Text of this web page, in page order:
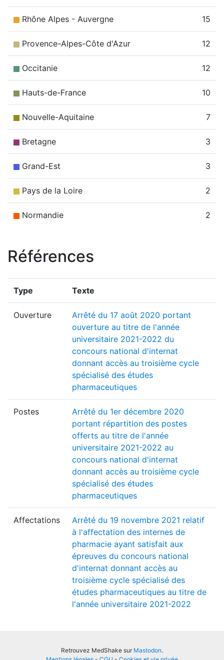
Rhône Alpes - Auvergne 15
Provence-Alpes-Côte d'Azur 12
Occitanie 12
Hauts-de-France 10
Nouvelle-Aquitaine 7
Bretagne 3
Grand-Est 3
Pays de la Loire 2
Normandie 2
Références
Type Texte
Ouverture
Arrêté du 17 août 2020 portant
ouverture au titre de l'année
universitaire 2021-2022 du
concours national d'internat
donnant accès au troisième cycle
spécialisé des études
pharmaceutiques
Postes
Arrêté du 1er décembre 2020
portant répartition des postes
offerts au titre de l'année
universitaire 2021-2022 au
concours national d'internat
donnant accès au troisième cycle
spécialisé des études
pharmaceutiques
Affectations
Arrêté du 19 novembre 2021 relatif
à l'affectation des internes de
pharmacie ayant satisfait aux
épreuves du concours national
d'internat donnant accès au
troisième cycle spécialisé des
études pharmaceutiques au titre de
l'année universitaire 2021-2022
Retrouvez MedShake sur Mastodon.